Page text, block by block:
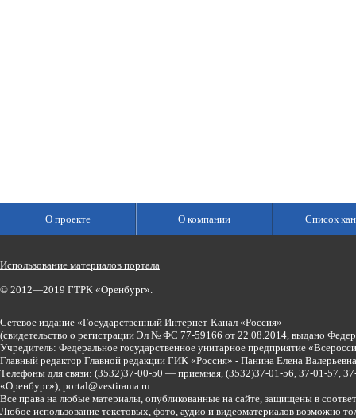
О проекте О компании Список
Использование материалов портала
© 2012—2019 ГТРК «Оренбург».
Сетевое издание «Государственный Интернет-Канал «Россия»
(свидетельство о регистрации Эл № ФС 77-59166 от 22.08.2014, выдано
Учредитель: Федеральное государственное унитарное предприятие
Главный редактор Главной редакции ГИК «Россия» - Панина Елена
Телефоны для связи: (3532)37-00-50 — приемная, (3532)37-01-56, 37-01-57,
«Оренбург»), portal@vestirama.ru.
Все права на любые материалы, опубликованные на сайте, защищены в
Любое использование текстовых, фото, аудио и видеоматериалов возможно